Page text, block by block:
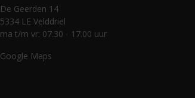
De Geerden 14
5334 LE Velddriel
ma t/m vr: 07.30 - 17.00 uur
Google Maps